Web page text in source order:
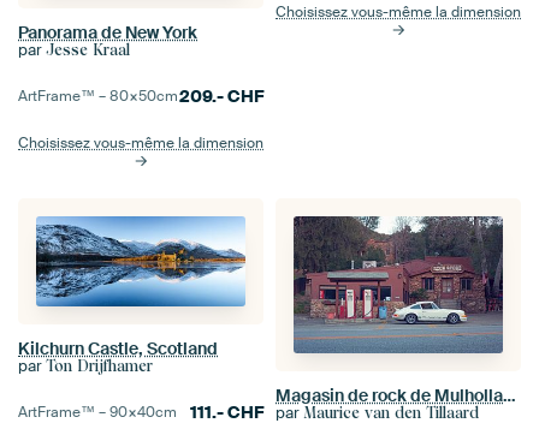
Panorama de New York
par Jesse Kraal
ArtFrame™ –80×50cm209.-CHF
Choisissez vous-même la dimension
Choisissez vous-même la dimension
Kilchurn Castle, Scotland
par Ton Drijfhamer
ArtFrame™ –90×40cm 111.-CHF
Magasin de rock de Mulholland avec le NéerlandaisPhotos | Magnus 911
par Maurice van den Tillaard